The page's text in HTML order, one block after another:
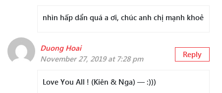
nhìn hấp dẩn quá a ơi, chúc anh chị mạnh khoẻ
Duong Hoai
November 27, 2019 at 7:28 pm
Reply
Love You All ! (Kiên & Nga) — :)))